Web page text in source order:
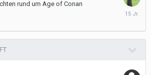
rund um Age of Conan
19.
2011